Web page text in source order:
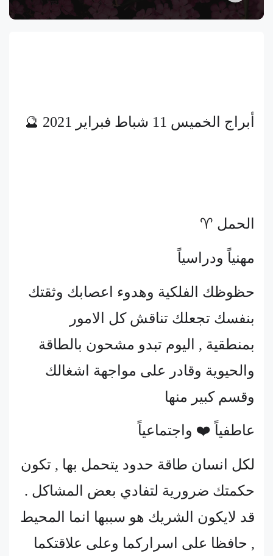
أبراج الخميس 11 شباط فبراير 2021 🔮
الحمل ♈
مهنياً ودراسياً
حظوظك الفلكية وهدوء اعصابك وثقتك
بنفسك تجعلك تناقش كل الامور
بمنطقية , اليوم تبدو مشحون بالطاقة
والحيوية وقادر على مواجهة اشغالك
وقسم كبير منها
عاطفياً ❤️ واجتماعياً
لكل انسان طاقة حدود يتحمل بها , تكون
حكمتك ضرورية لتفادي بعض المشاكل .
قد لايكون الشريك هو سببها انما المحيط
, حافظا على اسراركما وعلى علاقتكما